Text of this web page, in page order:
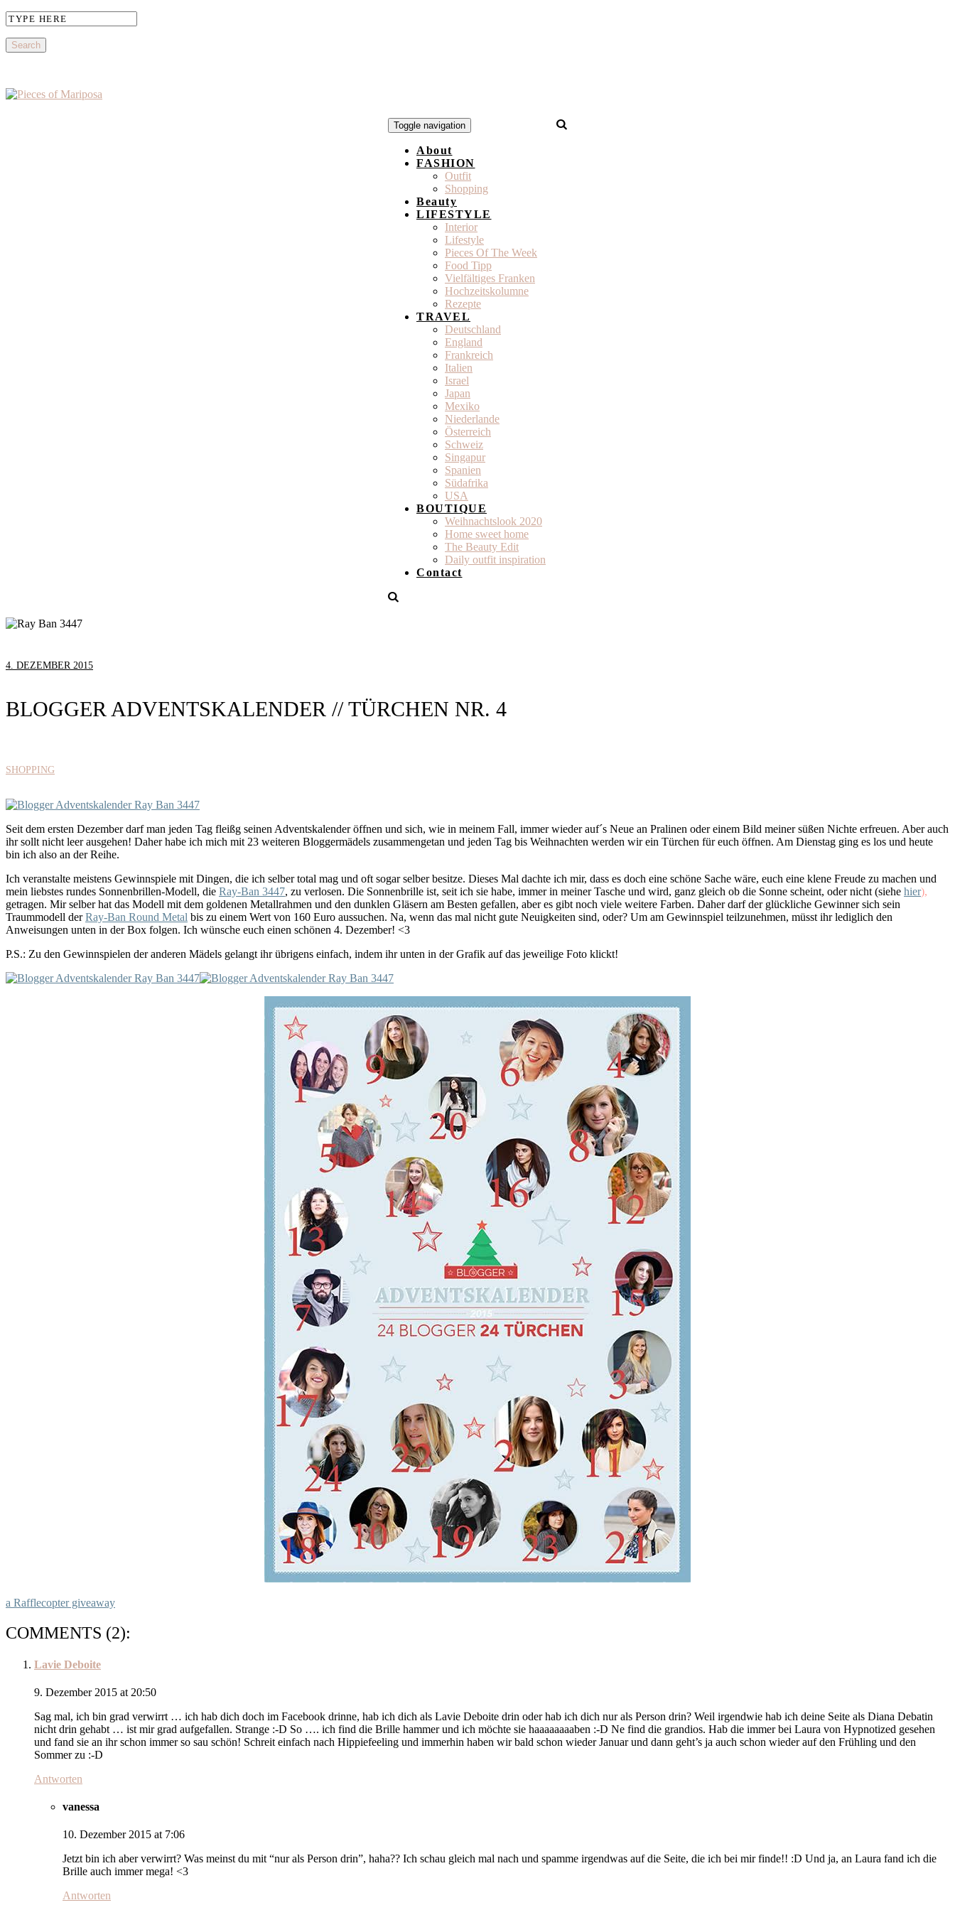
Toggle navigation
About
FASHION
Outfit
Shopping
Beauty
LIFESTYLE
Interior
Lifestyle
Pieces Of The Week
Food Tipp
Vielfältiges Franken
Hochzeitskolumne
Rezepte
TRAVEL
Deutschland
England
Frankreich
Italien
Israel
Japan
Mexiko
Niederlande
Österreich
Schweiz
Singapur
Spanien
Südafrika
USA
BOUTIQUE
Weihnachtslook 2020
Home sweet home
The Beauty Edit
Daily outfit inspiration
Contact
4. DEZEMBER 2015
BLOGGER ADVENTSKALENDER // TÜRCHEN NR. 4
SHOPPING
Seit dem ersten Dezember darf man jeden Tag fleißg seinen Adventskalender öffnen und sich, wie in meinem Fall, immer wieder auf´s Neue an Pralinen oder einem Bild meiner süßen Nichte erfreuen. Aber auch
ihr sollt nicht leer ausgehen! Daher habe ich mich mit 23 weiteren Bloggermädels zusammengetan und jeden Tag bis Weihnachten werden wir ein Türchen für euch öffnen. Am Dienstag ging es los und heute
bin ich also an der Reihe.
Ich veranstalte meistens Gewinnspiele mit Dingen, die ich selber total mag und oft sogar selber besitze. Dieses Mal dachte ich mir, dass es doch eine schöne Sache wäre, euch eine klene Freude zu machen und
mein liebstes rundes Sonnenbrillen-Modell, die Ray-Ban 3447, zu verlosen. Die Sonnenbrille ist, seit ich sie habe, immer in meiner Tasche und wird, ganz gleich ob die Sonne scheint, oder nicht (siehe hier),
getragen. Mir selber hat das Modell mit dem goldenen Metallrahmen und den dunklen Gläsern am Besten gefallen, aber es gibt noch viele weitere Farben. Daher darf der glückliche Gewinner sich sein
Traummodell derRay-Ban Round Metal bis zu einem Wert von 160 Euro aussuchen. Na, wenn das mal nicht gute Neuigkeiten sind, oder? Um am Gewinnspiel teilzunehmen, müsst ihr lediglich den
Anweisungen unten in der Box folgen. Ich wünsche euch einen schönen 4. Dezember! <3
P.S.: Zu den Gewinnspielen der anderen Mädels gelangt ihr übrigens einfach, indem ihr unten in der Grafik auf das jeweilige Foto klickt!
a Rafflecopter giveaway
COMMENTS (2):
Lavie Deboite
9. Dezember 2015 at 20:50
Sag mal, ich bin grad verwirrt … ich hab dich doch im Facebook drinne, hab ich dich als Lavie Deboite drin oder hab ich dich nur als Person drin? Weil irgendwie hab ich deine Seite als Diana Debatin
nicht drin gehabt … ist mir grad aufgefallen. Strange :-D So …. ich find die Brille hammer und ich möchte sie haaaaaaaaben :-D Ne find die grandios. Hab die immer bei Laura von Hypnotized gesehen
und fand sie an ihr schon immer so sau schön! Schreit einfach nach Hippiefeeling und immerhin haben wir bald schon wieder Januar und dann geht’s ja auch schon wieder auf den Frühling und den
Sommer zu :-D
Antworten
vanessa
10. Dezember 2015 at 7:06
Jetzt bin ich aber verwirrt? Was meinst du mit “nur als Person drin”, haha?? Ich schau gleich mal nach und spamme irgendwas auf die Seite, die ich bei mir finde!! :D Und ja, an Laura fand ich die
Brille auch immer mega! <3
Antworten